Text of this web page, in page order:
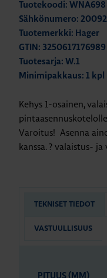
Tuotekoodi: WNA698
Sähkönumero:
Tuotemerkki: Hager
GTIN: 3250617176989
Tuotesarja: W.1
Minimipakkaus: 1 kpl
Kehys 1-osainen,
Varoitus! Asenna
kanssa. ? valaistus-
TEKNISET TIEDOT
VASTUULLISUUS
PITUUS (MM)